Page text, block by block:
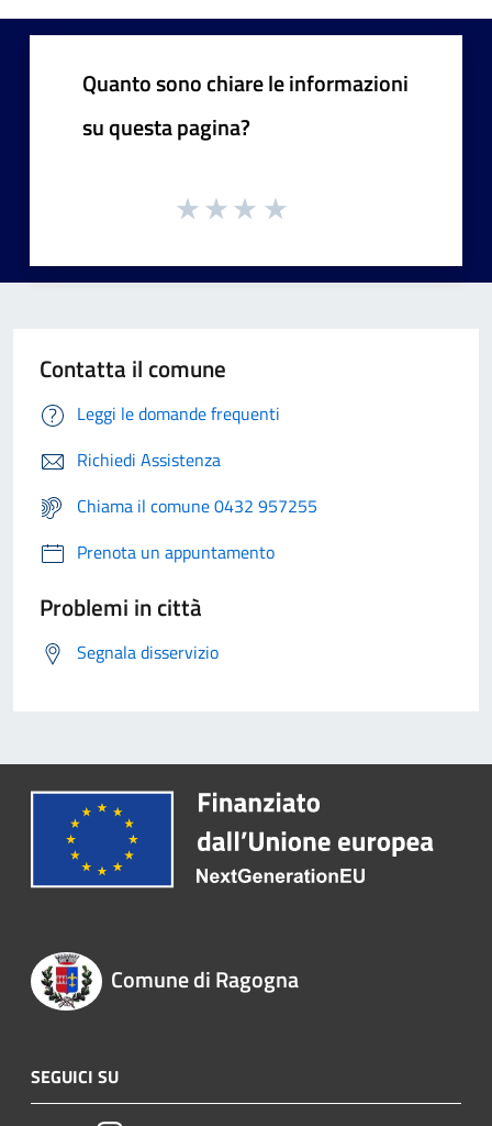
Quanto sono chiare le informazioni
su questa pagina?
Contatta il comune
Leggi le domande frequenti
Richiedi Assistenza
Chiama il comune 0432 957255
Prenota un appuntamento
Problemi in città
Segnala disservizio
Comune di Ragogna
SEGUICI SU